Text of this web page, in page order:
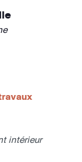
intérieur